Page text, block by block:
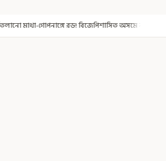
অসমে নাবালিকার নৃশংস পরিণতি